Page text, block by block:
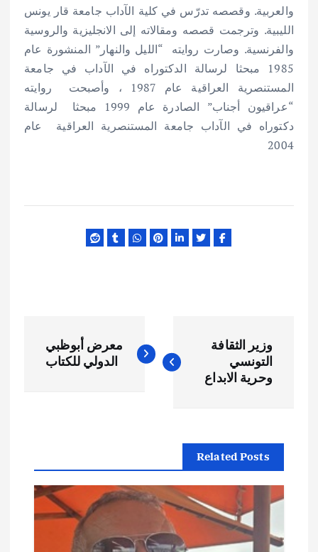
والعربية. وقصصه تدرّس في كلية الآداب جامعة قار يونس
الليبية. وترجمت قصصه ومقالاته إلى الانجليزية والروسية
والفرنسية. وصارت روايته “الليل والنهار” المنشورة عام
1985 مبحثا لرسالة الدكتوراه في الآداب في جامعة
المستنصرية العراقية عام 1987 ، وأصبحت روايته
“عراقيون أجناب” الصادرة عام 1999 مبحثا لرسالة
دكتوراه في الآداب جامعة المستنصرية العراقية عام
2004
ص
ح
م
وزير الثقافة
التونسي
وحرية الابداع
معرض أبوظبي
الدولي للكتاب
Related Posts